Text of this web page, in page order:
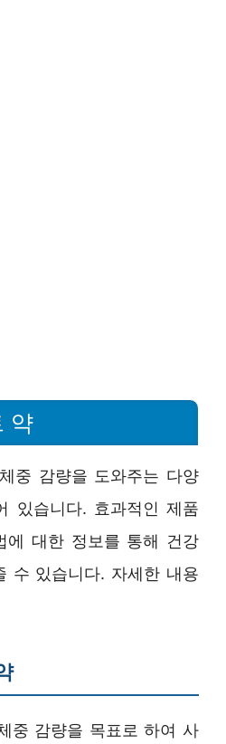
약
중 감량을 도와주는 다양
있습니다. 효과적인 제품
에 대한 정보를 통해 건강
수 있습니다. 자세한 내용
중 감량을 목표로 하여 사